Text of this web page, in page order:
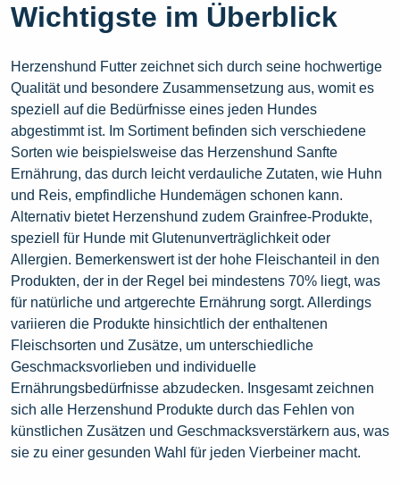
Wichtigste im Überblick
Herzenshund Futter zeichnet sich durch seine hochwertige
Qualität und besondere Zusammensetzung aus, womit es
speziell auf die Bedürfnisse eines jeden Hundes
abgestimmt ist. Im Sortiment befinden sich verschiedene
Sorten wie beispielsweise das Herzenshund Sanfte
Ernährung, das durch leicht verdauliche Zutaten, wie Huhn
und Reis, empfindliche Hundemägen schonen kann.
Alternativ bietet Herzenshund zudem Grainfree-Produkte,
speziell für Hunde mit Glutenunverträglichkeit oder
Allergien. Bemerkenswert ist der hohe Fleischanteil in den
Produkten, der in der Regel bei mindestens 70% liegt, was
für natürliche und artgerechte Ernährung sorgt. Allerdings
variieren die Produkte hinsichtlich der enthaltenen
Fleischsorten und Zusätze, um unterschiedliche
Geschmacksvorlieben und individuelle
Ernährungsbedürfnisse abzudecken. Insgesamt zeichnen
sich alle Herzenshund Produkte durch das Fehlen von
künstlichen Zusätzen und Geschmacksverstärkern aus, was
sie zu einer gesunden Wahl für jeden Vierbeiner macht.